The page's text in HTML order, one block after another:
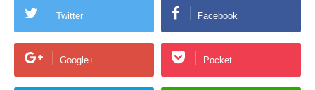
Twitter Facebook
Google+ Pocket